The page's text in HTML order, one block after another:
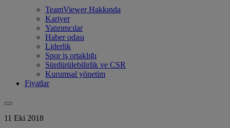
TeamViewer Hakkında
Kariyer
Yatırımcılar
Haber odası
Liderlik
Spor iş ortaklığı
Sürdürülebilirlik ve CSR
Kurumsal yönetim
Fiyatlar
11 Eki 2018